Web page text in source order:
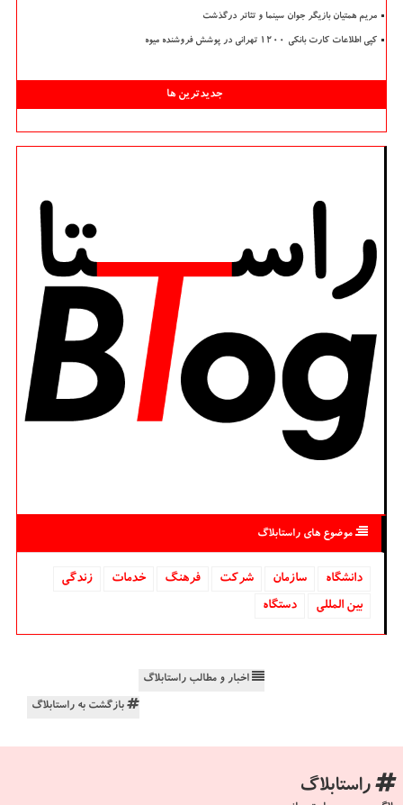
مریم همتیان بازیگر جوان سینما و تئاتر درگذشت
کپی اطلاعات کارت بانکی ۱۲۰۰ تهرانی در پوشش فروشنده میوه
جدیدترین ها
موضوع های راستابلاگ
دانشگاه‌ سازمان شركت فرهنگ خدمات
زندگی
بین المللی
دستگاه
اخبار و مطالب راستابلاگ
بازگشت به راستابلاگ
راستابلاگ